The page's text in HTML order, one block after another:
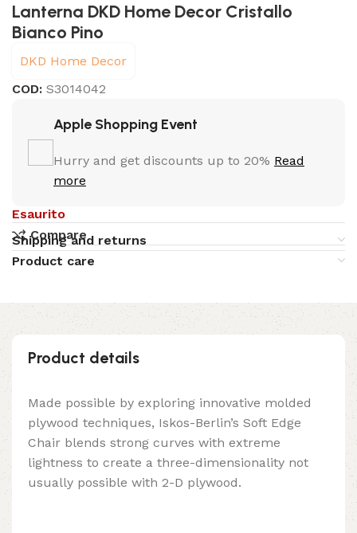
Lanterna DKD Home Decor Cristallo
Bianco Pino
DKD Home Decor
COD:S3014042
Apple Shopping Event
Hurry and get discounts up to 20% Read
more
Esaurito
Compare
Shipping and returns
Product care
Product details
Made possible by exploring innovative molded
plywood techniques, Iskos-Berlin’s Soft Edge
Chair blends strong curves with extreme
lightness to create a three-dimensionality not
usually possible with 2-D plywood.